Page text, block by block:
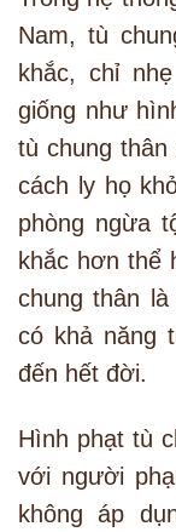
Nam, tù
khắc, chỉ
giống như
tù chung
cách ly họ
phòng ngừa
khắc hơn thể
chung thân
có khả năng
đến hết đời.
Hình phạt tù
với người
không áp